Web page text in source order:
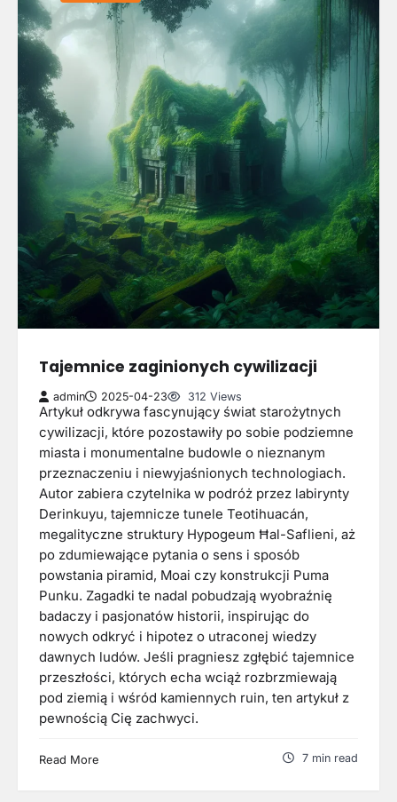
Tajemnice zaginionych cywilizacji
admin 2025-04-23 312 Views
Artykuł odkrywa fascynujący świat starożytnych
cywilizacji, które pozostawiły po sobie podziemne
miasta i monumentalne budowle o nieznanym
przeznaczeniu i niewyjaśnionych technologiach.
Autor zabiera czytelnika w podróż przez labirynty
Derinkuyu, tajemnicze tunele Teotihuacán,
megalityczne struktury Hypogeum Ħal-Saflieni, aż
po zdumiewające pytania o sens i sposób
powstania piramid, Moai czy konstrukcji Puma
Punku. Zagadki te nadal pobudzają wyobraźnię
badaczy i pasjonatów historii, inspirując do
nowych odkryć i hipotez o utraconej wiedzy
dawnych ludów. Jeśli pragniesz zgłębić tajemnice
przeszłości, których echa wciąż rozbrzmiewają
pod ziemią i wśród kamiennych ruin, ten artykuł z
pewnością Cię zachwyci.
Read More 7 min read